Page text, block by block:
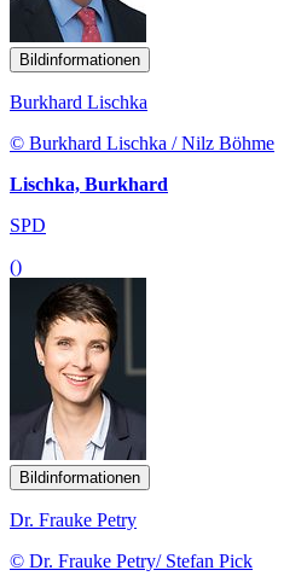
Bildinformationen
Burkhard Lischka
© Burkhard Lischka / Nilz Böhme
Lischka, Burkhard
SPD
()
Bildinformationen
Dr. Frauke Petry
© Dr. Frauke Petry/ Stefan Pick